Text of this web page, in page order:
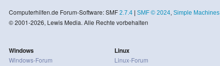
Computerhilfen.de Forum-Software: SMF 2.7.4| SMF © 2024, Simple Machines
© 2001-2026, Lewis Media. Alle Rechte vorbehalten
Windows
Windows-Forum
Linux
Linux-Forum